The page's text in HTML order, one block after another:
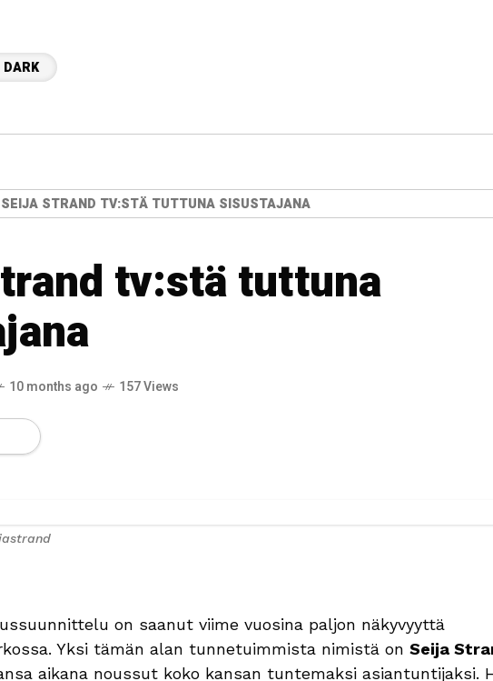
DARK
SEIJA STRAND TV:STÄ TUTTUNA SISUSTAJANA
tv:stä tuttuna
10 months ago 157 Views
on saanut viime vuosina paljon näkyvyyttä
Yksi tämän alan tunnetuimmista nimistä on Seija
aikana noussut koko kansan tuntemaksi asiantuntijaksi.